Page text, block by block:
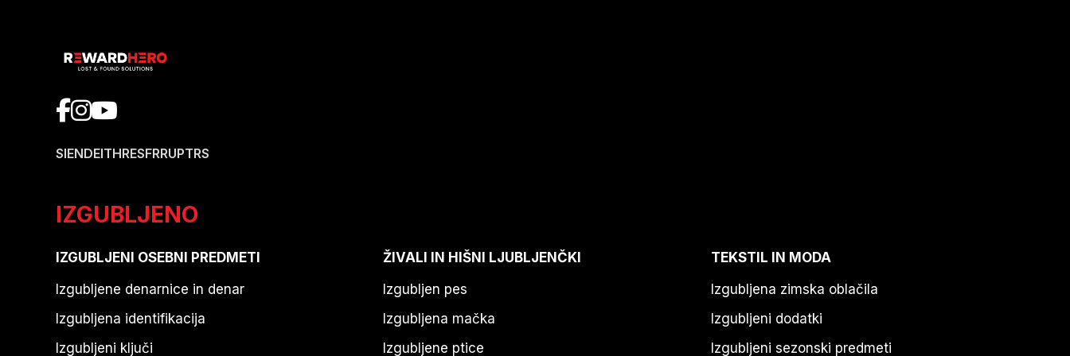
SIENDEITHRESFRRUPTRS
IZGUBLJENO
IZGUBLJENI OSEBNI PREDMETI
Izgubljene denarnice in denar
Izgubljena identifikacija
Izgubljeni ključi
ŽIVALI IN HIŠNI LJUBLJENČKI
Izgubljen pes
Izgubljena mačka
Izgubljene ptice
TEKSTIL IN MODA
Izgubljena zimska oblačila
Izgubljeni dodatki
Izgubljeni sezonski predmeti